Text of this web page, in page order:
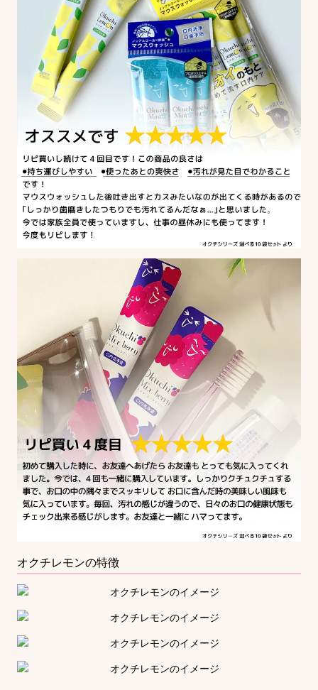
オクチレモンの特徴